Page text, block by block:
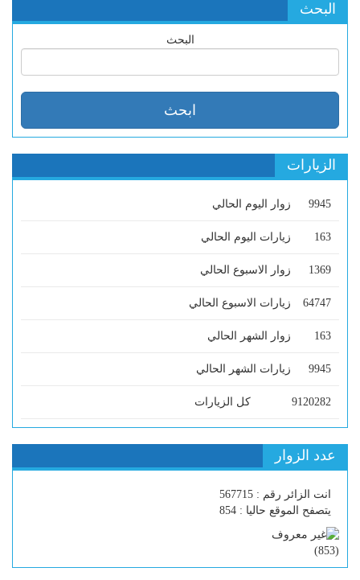
البحث
البحث
الزيارات
9945 زوار اليوم الحالي
163 زيارات اليوم الحالي
1369 زوار الاسبوع الحالي
64747 زيارات الاسبوع الحالي
163 زوار الشهر الحالي
9945 زيارات الشهر الحالي
9120282 كل الزيارات
عدد الزوار
انت الزائر رقم : 567715
يتصفح الموقع حاليا : 854
(
853
)